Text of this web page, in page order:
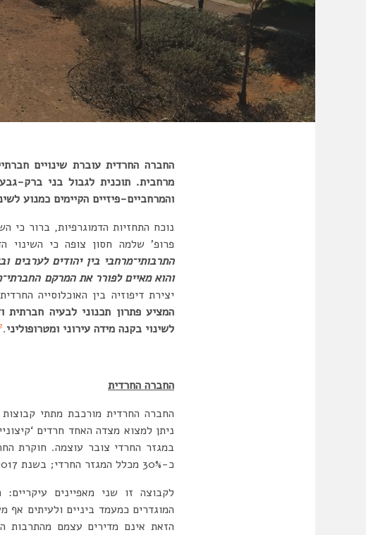
החברה החרדית עוברת שינויים
מרחבית. תוכנית לגבול בני ברק-
והמרחביים-פיזיים הקיימים כמנוע
נוכח התחזיות הדמוגרפיות, ברור כי
פרופ’ שלמה חסון צופה כי השינוי
התרבותי־מרחבי בין יהודים לערבים
והוא מאיים לפורר את המרקם
יצירת דיפוזיה בין האוכלוסייה
המציע פתרון תכנוני לבעיה חברתית
לשינוי בקנה מידה עירוני ומטרופוליני.
החברה החרדית
החברה החרדית מורכבת מתתי
ניתן למצוא מצדה האחד חרדים
כ-30% מכלל המגזר החרדי; בשנת 2017 עלה שיעורה לכ-40% וצפויה מגמה של עליה נוספת.
לקבוצה זו שני מאפיינים
המוגדרים כמעמד ביניים ולעיתים אף
הזאת אינם מדירים עצמם מהתרבות